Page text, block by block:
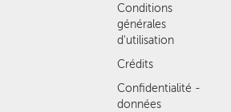
Conditions
générales
d'utilisation
Crédits
Confidentialité -
données